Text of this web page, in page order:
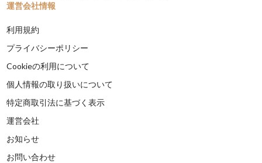
運営会社情報
利用規約
プライバシーポリシー
Cookieの利用について
個人情報の取り扱いについて
特定商取引法に基づく表示
運営会社
お知らせ
お問い合わせ